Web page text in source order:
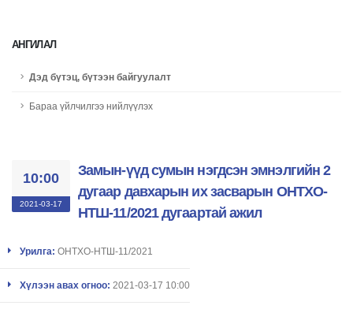
АНГИЛАЛ
Дэд бүтэц, бүтээн байгуулалт
Бараа үйлчилгээ нийлүүлэх
10:00
2021-03-17
Замын-үүд сумын нэгдсэн эмнэлгийн 2
дугаар давхарын их засварын ОНТХО-
НТШ-11/2021 дугаартай ажил
Урилга: ОНТХО-НТШ-11/2021
Хүлээн авах огноо: 2021-03-17 10:00